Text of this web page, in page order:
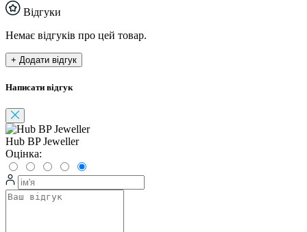
Відгуки
Немає відгуків про цей товар.
+ Додати відгук
Написати відгук
Hub BP Jeweller
Оцінка: